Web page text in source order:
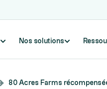
Nos solutions
80 Acres Farms